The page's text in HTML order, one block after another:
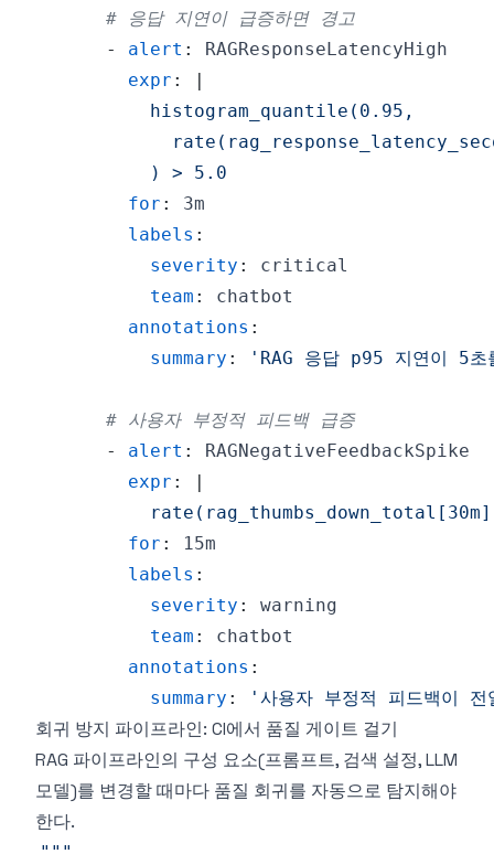
# 응답 지연이 급증하면 경고
-
alert :
expr :
|
          ) > 5.0
for :
labels :
severity :
team :
annotations :
summary : 'RAG 응답 p95 지연이 5초
# 사용자 부정적 피드백 급증
-
alert :
expr :
|
for :
labels :
severity :
team :
annotations :
summary : '사용자 부정적 피드백이
회귀 방지 파이프라인: CI에서 품질 게이트 걸기
RAG 파이프라인의 구성 요소(프롬프트, 검색 설정, LLM
모델)를 변경할 때마다 품질 회귀를 자동으로 탐지해야
한다.